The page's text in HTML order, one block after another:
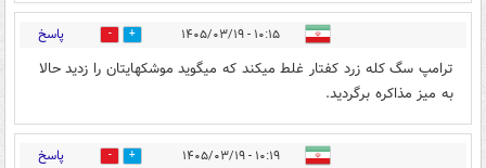
۱۰:۱۵ - ۱۴۰۵/۰۳/۱۹ 2 پاسخ
ترامپ سگ کله زرد کفتار غلط میکند که میگوید موشکهایتان را زدید حالا
به میز مذاکره برگردید.
۱۰:۱۹ - ۱۴۰۵/۰۳/۱۹ 4 پاسخ